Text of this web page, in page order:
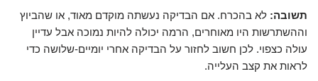
תשובה: לא בהכרח. אם הבדיקה נעשתה מוקדם מאוד, או שהביוץ
וההשתרשות היו מאוחרים, הרמה יכולה להיות נמוכה אבל עדיין
עולה כצפוי. לכן חשוב לחזור על הבדיקה אחרי יומיים-שלושה כדי
לראות את קצב העלייה.